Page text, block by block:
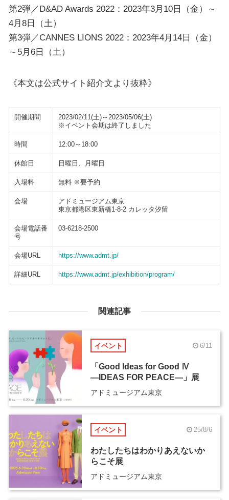
第2弾／D&AD Awards 2022：2023年3月10日（金）～
4月8日（土）
第3弾／CANNES LIONS 2022：2023年4月14日（金）
～5月6日（土）
《本文は公式サイト紹介文より抜粋》
開催期間
2023/02/11(土)～2023/05/06(土)
※イベント会期は終了しました
時間 12:00～18:00
休館日 日曜日、月曜日
入場料 無料 ※要予約
会場
アドミュージアム東京
東京都港区東新橋1-8-2 カレッタ汐留
会場電話番
号
03-6218-2500
会場URL https://www.admt.jp/
詳細URL https://www.admt.jp/exhibition/program/
関連記事
イベント 6/11
「Good Ideas for Good Ⅳ
―IDEAS FOR PEACE―」展
アドミュージアム東京
イベント 25/8/6
わたしたちはわかりあえないか
らこそ展
アドミュージアム東京